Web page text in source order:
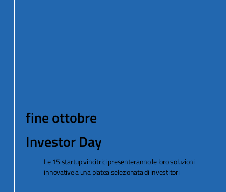
fine ottobre
Investor Day
Le 15 startup vincitrici presenteranno le loro soluzioni
innovative a una platea selezionata di investitori